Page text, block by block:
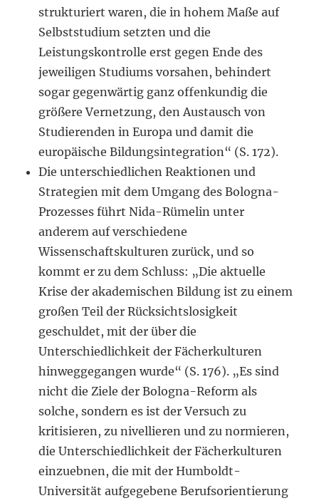
strukturiert waren, die in hohem Maße auf
Selbststudium setzten und die
Leistungskontrolle erst gegen Ende des
jeweiligen Studiums vorsahen, behindert
sogar gegenwärtig ganz offenkundig die
größere Vernetzung, den Austausch von
Studierenden in Europa und damit die
europäische Bildungsintegration“ (S. 172).
Die unterschiedlichen Reaktionen und
Strategien mit dem Umgang des Bologna-
Prozesses führt Nida-Rümelin unter
anderem auf verschiedene
Wissenschaftskulturen zurück, und so
kommt er zu dem Schluss: „Die aktuelle
Krise der akademischen Bildung ist zu einem
großen Teil der Rücksichtslosigkeit
geschuldet, mit der über die
Unterschiedlichkeit der Fächerkulturen
hinweggegangen wurde“ (S. 176). „Es sind
nicht die Ziele der Bologna-Reform als
solche, sondern es ist der Versuch zu
kritisieren, zu nivellieren und zu normieren,
die Unterschiedlichkeit der Fächerkulturen
einzuebnen, die mit der Humboldt-
Universität aufgegebene Berufsorientierung